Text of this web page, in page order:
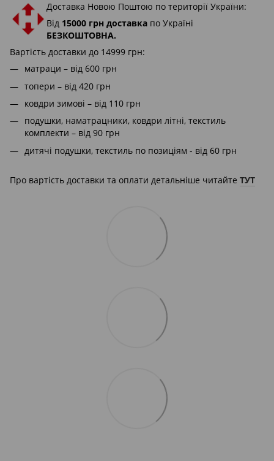
Доставка Новою Поштою по території України:
Від 15000 грн доставка по Україні
БЕЗКОШТОВНА.
Вартість доставки до 14999 грн:
матраци – від 600 грн
топери – від 420 грн
ковдри зимові – від 110 грн
подушки, наматрацники, ковдри літні, текстиль
комплекти – від 90 грн
дитячі подушки, текстиль по позиціям - від 60 грн
Про вартість доставки та оплати детальніше читайте ТУТ